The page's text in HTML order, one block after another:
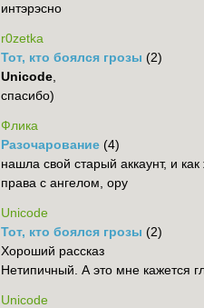
интэрэсно
r0zetka
Тот, кто боялся грозы (2)
Unicode
спасибо)
Флика
Разочарование (4)
нашла свой старый аккаунт, и как
права с ангелом, ору
Unicode
Тот, кто боялся грозы (2)
Хороший рассказ
Нетипичный. А это мне кажется
Unicode